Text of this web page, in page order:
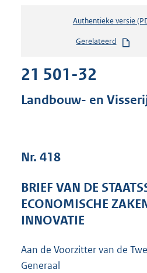
Authentieke versie
Gerelateerd
21 501-32
Landbouw- en
Nr. 418
BRIEF VAN DE
ECONOMISCHE
INNOVATIE
Aan de Voorzitter van de
Generaal